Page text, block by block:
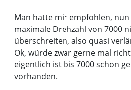
Man hatte mir empfohlen, nun
maximale Drehzahl von 7000
überschreiten, also quasi
Ok, würde zwar gerne mal
eigentlich ist bis 7000 schon
vorhanden.